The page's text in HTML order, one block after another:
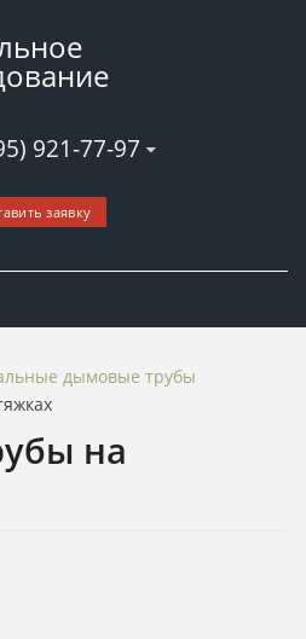
921-77-97
заявку
дымовые трубы
на